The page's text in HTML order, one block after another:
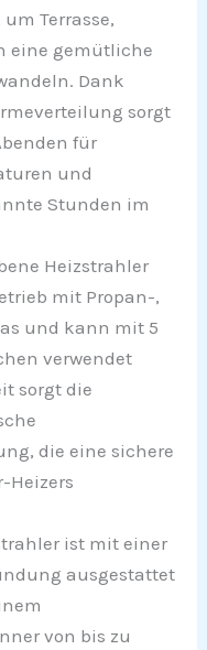
Terrasse,
eine gemütliche
Dank
sorgt
für
und
Stunden im
Heizstrahler
mit Propan-,
und kann mit 5
verwendet
sorgt die
die eine sichere
Heizers
ist mit einer
ausgestattet
von bis zu